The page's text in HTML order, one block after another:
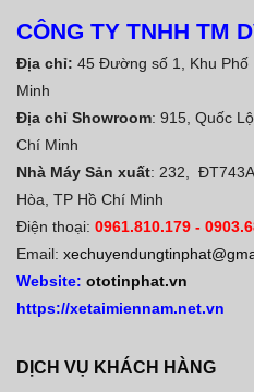
CÔNG TY TNHH TM
Địa chỉ: 45 Đường số 1, Khu
Minh
Địa chỉ Showroom: 915, Quốc
Chí Minh
Nhà Máy Sản xuất: 232,
Hòa, TP Hồ Chí Minh
Điện thoại: 0961.810.179 -
Email:
Website: ototinphat.vn
https://xetaimiennam.net.vn
DỊCH VỤ KHÁCH HÀNG